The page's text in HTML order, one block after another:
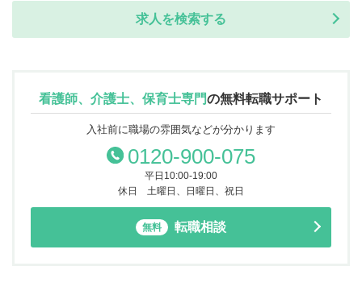
求人を検索する
看護師、介護士、保育士専門の無料転職サポート
入社前に職場の雰囲気などが分かります
0120-900-075
平日10:00-19:00
休日 土曜日、日曜日、祝日
無料 転職相談